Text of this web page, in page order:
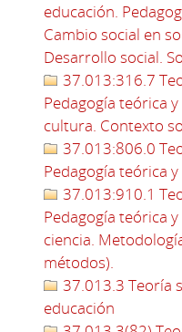
educación.
Cambio social en
Desarrollo social.
37.013:316.7
Pedagogía teórica
cultura. Contexto
37.013:806.0
Pedagogía teórica
37.013:910.1
Pedagogía teórica
ciencia.
métodos).
37.013.3 Teoría
educación